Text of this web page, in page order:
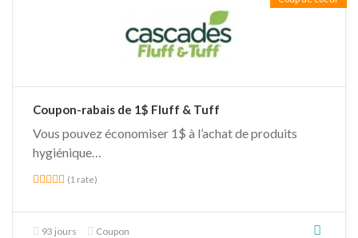
Coupon-rabais de 1$ Fluff & Tuff
Vous pouvez économiser 1$ à l’achat de produits
hygiénique…
(1 rate)
93 jours Coupon